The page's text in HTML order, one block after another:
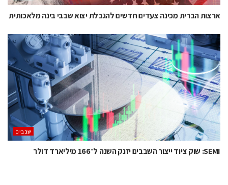
ארצות הברית מכינה צעדים חדשים להגבלת יצוא שבבי בינה מלאכותית
‫שבבים‬
SEMI: שוק ציוד ייצור השבבים יזנק השנה ל־166 מיליארד דולר